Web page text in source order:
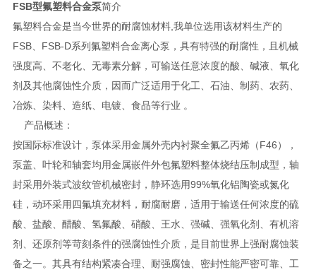
FSB型氟塑料合金泵简介
氟塑料合金是当今世界的耐腐蚀材料,我单位选用该材料生产的
FSB、FSB-D系列氟塑料合金离心泵，具有特强的耐腐性，且机械
强度高、不老化、无毒素分解，可输送任意浓度的酸、碱液、氧化
剂及其他腐蚀性介质，因而广泛适用于化工、石油、制药、农药、
冶炼、染料、造纸、电镀、食品等行业 。
产品概述：
按国际标准设计，泵体采用金属外壳内衬聚全氟乙丙烯（F46），
泵盖、叶轮和轴套均用金属嵌件外包氟塑料整体烧结压制成型，轴
封采用外装式波纹管机械密封，静环选用99%氧化铝陶瓷或氮化
硅，动环采用四氟填充材料，耐腐耐磨，适用于输送任何浓度的硫
酸、盐酸、醋酸、氢氟酸、硝酸、王水、强碱、强氧化剂、有机溶
剂、还原剂等苛刻条件的强腐蚀性介质，是目前世界上强耐腐蚀装
备之一。其具有结构紧凑合理、耐强腐蚀、密封性能严密可靠、工